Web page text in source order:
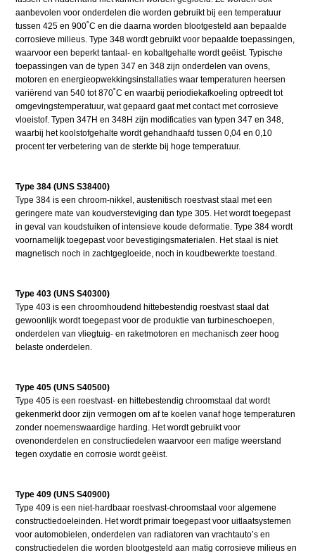
aanbevolen voor onderdelen die worden gebruikt bij een temperatuur
tussen 425 en 900˚C en die daarna worden blootgesteld aan bepaalde
corrosieve milieus. Type 348 wordt gebruikt voor bepaalde toepassingen,
waarvoor een beperkt tantaal- en kobaltgehalte wordt geëist. Typische
toepassingen van de typen 347 en 348 zijn onderdelen van ovens,
motoren en energieopwekkingsinstallaties waar temperaturen heersen
variërend van 540 tot 870˚C en waarbij periodiekafkoeling optreedt tot
omgevingstemperatuur, wat gepaard gaat met contact met corrosieve
vloeistof. Typen 347H en 348H zijn modificaties van typen 347 en 348,
waarbij het koolstofgehalte wordt gehandhaafd tussen 0,04 en 0,10
procent ter verbetering van de sterkte bij hoge temperatuur.
Type 384 (UNS S38400)
Type 384 is een chroom-nikkel, austenitisch roestvast staal met een
geringere mate van koudversteviging dan type 305. Het wordt toegepast
in geval van koudstuiken of intensieve koude deformatie. Type 384 wordt
voornamelijk toegepast voor bevestigingsmaterialen. Het staal is niet
magnetisch noch in zachtgegloeide, noch in koudbewerkte toestand.
Type 403 (UNS S40300)
Type 403 is een chroomhoudend hittebestendig roestvast staal dat
gewoonlijk wordt toegepast voor de produktie van turbineschoepen,
onderdelen van vliegtuig- en raketmotoren en mechanisch zeer hoog
belaste onderdelen.
Type 405 (UNS S40500)
Type 405 is een roestvast- en hittebestendig chroomstaal dat wordt
gekenmerkt door zijn vermogen om af te koelen vanaf hoge temperaturen
zonder noemenswaardige harding. Het wordt gebruikt voor
ovenonderdelen en constructiedelen waarvoor een matige weerstand
tegen oxydatie en corrosie wordt geëist.
Type 409 (UNS S40900)
Type 409 is een niet-hardbaar roestvast-chroomstaal voor algemene
constructiedoeleinden. Het wordt primair toegepast voor uitlaatsystemen
voor automobielen, onderdelen van radiatoren van vrachtauto’s en
constructiedelen die worden blootgesteld aan matig corrosieve milieus en